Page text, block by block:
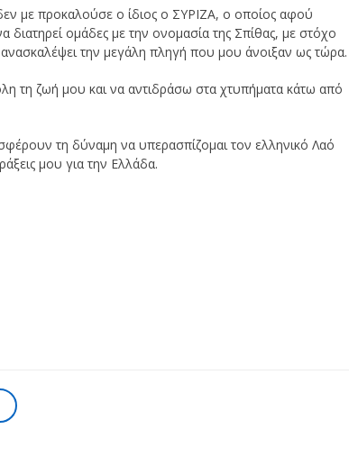
με προκαλούσε ο ίδιος ο ΣΥΡΙΖΑ, ο οποίος αφού
ομάδες με την ονομασία της Σπίθας, με στόχο
την μεγάλη πληγή που μου άνοιξαν ως τώρα.
τη ζωή μου και να αντιδράσω στα χτυπήματα κάτω από
τη δύναμη να υπερασπίζομαι τον ελληνικό Λαό
μου για την Ελλάδα.